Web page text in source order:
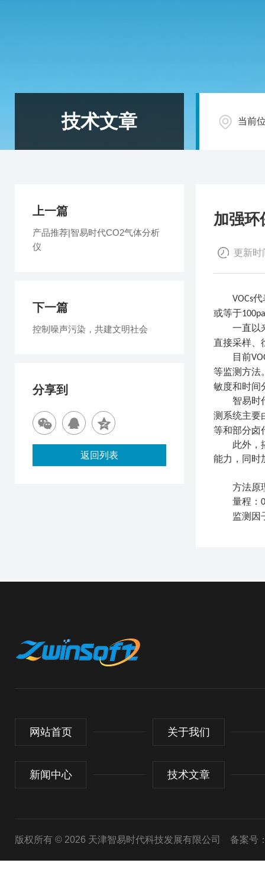
技术文章 当前
加强环
更新时
VOCs代
或等于100pa
一直以
直接采样、
目前
等监测方法
敏度和时间
智易时
测系统主要
等和部分卤
此外，
能力，同时
方法原
量程：
监测因
上一篇
产品推荐|智易时代CO2气体分析
仪
下一篇
控制噪声污染，共建文明社会
分享到
返回列表
网站首页 关于我们
新闻中心 技术文章
版权所有 © 2026 天津智易时代科技发展有限公司 备案号